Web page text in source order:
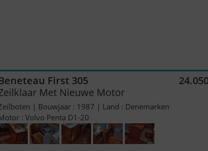
First 305
Met Nieuwe Motor
| Bouwjaar : 1987 | Land : Denemarken
: Volvo Penta D1-20